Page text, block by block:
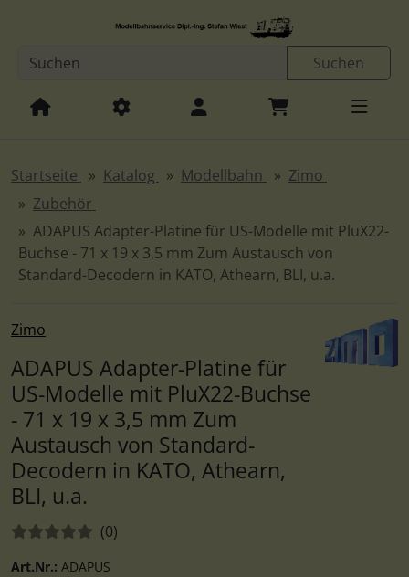
Springe zum Inhalt
Suchen
Startseite Katalog Modellbahn
Zimo
Zubehör
ADAPUS Adapter-Platine für US-Modelle mit PluX22-
Buchse - 71 x 19 x 3,5 mm Zum Austausch von
Standard-Decodern in KATO, Athearn, BLI, u.a.
Zimo
ADAPUS Adapter-Platine für
US-Modelle mit PluX22-Buchse
- 71 x 19 x 3,5 mm Zum
Austausch von Standard-
Decodern in KATO, Athearn,
BLI, u.a.
Bewertungen:(0Bewertungen
)
Art.Nr.: ADAPUS